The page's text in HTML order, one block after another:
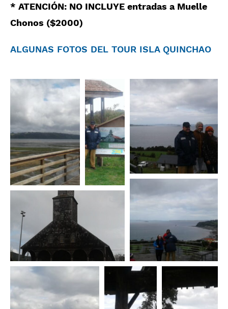
* ATENCIÓN: NO INCLUYE entradas a Muelle
Chonos ($2000)
ALGUNAS FOTOS DEL TOUR ISLA QUINCHAO